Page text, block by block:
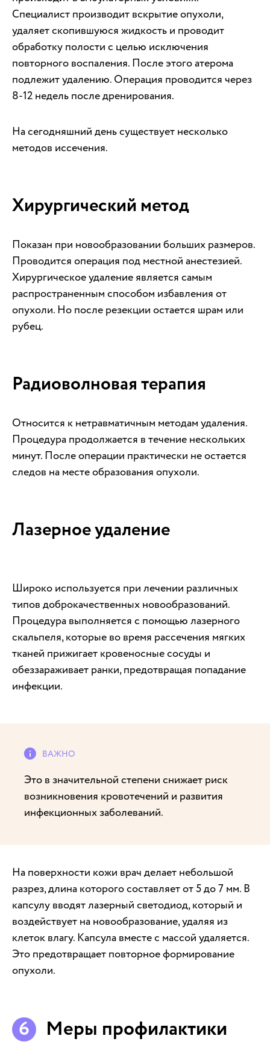
Специалист производит вскрытие опухоли,
удаляет скопившуюся жидкость и проводит
обработку полости с целью исключения
повторного воспаления. После этого атерома
подлежит удалению. Операция проводится через
8-12 недель после дренирования.
На сегодняшний день существует несколько
методов иссечения.
Хирургический метод
Показан при новообразовании больших размеров.
Проводится операция под местной анестезией.
Хирургическое удаление является самым
распространенным способом избавления от
опухоли. Но после резекции остается шрам или
рубец.
Радиоволновая терапия
Относится к нетравматичным методам удаления.
Процедура продолжается в течение нескольких
минут. После операции практически не остается
следов на месте образования опухоли.
Лазерное удаление
Широко используется при лечении различных
типов доброкачественных новообразований.
Процедура выполняется с помощью лазерного
скальпеля, которые во время рассечения мягких
тканей прижигает кровеносные сосуды и
обеззараживает ранки, предотвращая попадание
инфекции.
Это в значительной степени снижает риск
возникновения кровотечений и развития
инфекционных заболеваний.
На поверхности кожи врач делает небольшой
разрез, длина которого составляет от 5 до 7 мм. В
капсулу вводят лазерный светодиод, который и
воздействует на новообразование, удаляя из
клеток влагу. Капсула вместе с массой удаляется.
Это предотвращает повторное формирование
опухоли.
Меры профилактики